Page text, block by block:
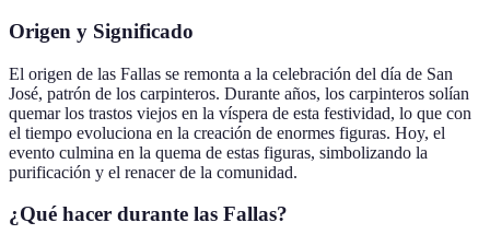
Origen y Significado
El origen de las Fallas se remonta a la celebración del día de San
José, patrón de los carpinteros. Durante años, los carpinteros solían
quemar los trastos viejos en la víspera de esta festividad, lo que con
el tiempo evoluciona en la creación de enormes figuras. Hoy, el
evento culmina en la quema de estas figuras, simbolizando la
purificación y el renacer de la comunidad.
¿Qué hacer durante las Fallas?